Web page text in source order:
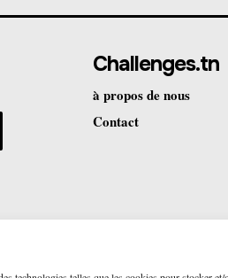
Challenges.tn
à propos de nous
Contact